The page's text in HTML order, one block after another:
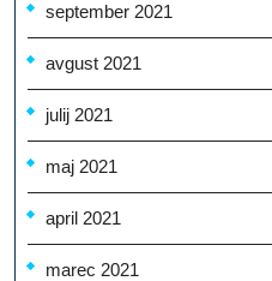
september 2021
avgust 2021
julij 2021
maj 2021
april 2021
marec 2021